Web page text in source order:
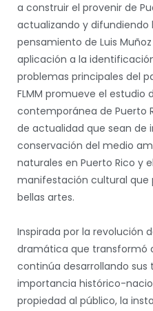
a construir el provenir de
actualizando y difundiendo
pensamiento de Luis
aplicación a la
problemas principales del
FLMM promueve el estudio
contemporánea de Puerto
de actualidad que sean de
conservación del medio
naturales en Puerto Rico y
manifestación cultural que
bellas artes.
Inspirada por la revolución
dramática que transformó
continúa desarrollando
importancia histórico-
propiedad al público, la